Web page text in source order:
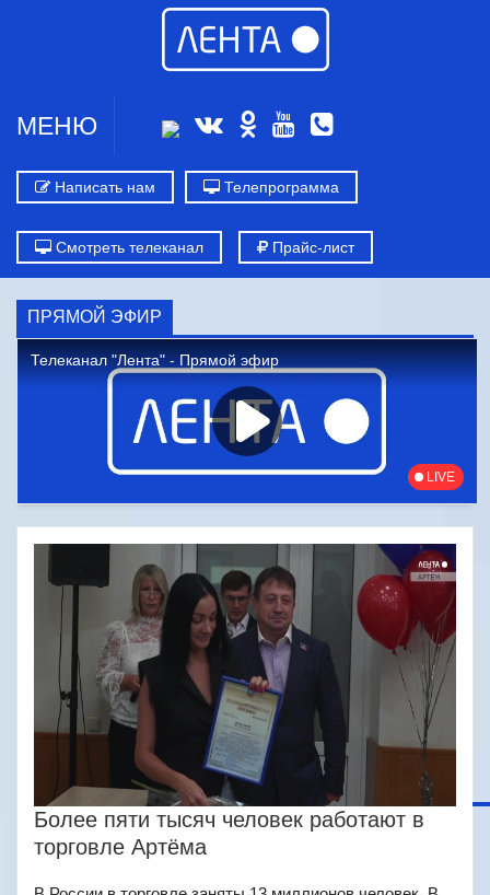
МЕНЮ
Написать нам Телепрограмма
Смотреть телеканал Прайс-лист
ПРЯМОЙ ЭФИР
Более пяти тысяч человек работают в
торговле Артёма